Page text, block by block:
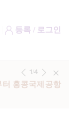
등록 / 로그인
홍콩국제공항
1/4